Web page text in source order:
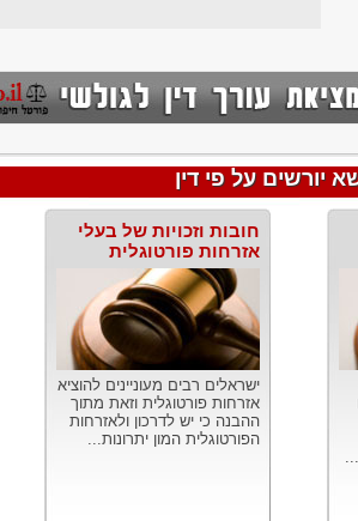
יורשים על פי דין
חובות וזכויות של בעלי
אזרחות פורטוגלית
ישראלים רבים מעוניינים להוציא
אזרחות פורטוגלית וזאת מתוך
ההבנה כי יש לדרכון ולאזרחות
הפורטוגלית המון יתרונות...